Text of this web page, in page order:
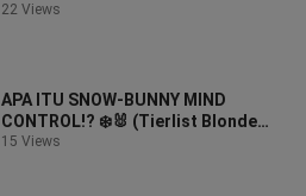
(Tierlist Blonde Waifus Part 2)
22 Views
APA ITU SNOW-BUNNY MIND
CONTROL!? ❄️🐰 (Tierlist Blonde
Waifus)
15 Views